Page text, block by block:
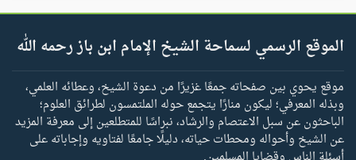
الموقع الرسمي لسماحة الشيخ الإمام ابن باز رحمه الله
موقع يحوي بين صفحاته جمعًا غزيرًا من دعوة الشيخ، وعطائه العلمي،
وبذله المعرفي؛ ليكون منارًا يتجمع حوله الملتمسون لطرائق العلوم؛
الباحثون عن سبل الاعتصام والرشاد، نبراسًا للمتطلعين إلى معرفة المزيد
عن الشيخ وأحواله ومحطات حياته، دليلًا جامعًا لفتاويه وإجاباته على